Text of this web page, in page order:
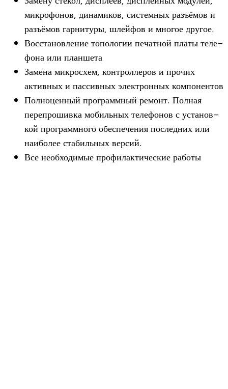
мик­ро­фо­нов, дина­ми­ков, систем­ных разъ­ёмов и
разъ­ёмов гар­ни­туры, шлей­фов и мно­гое другое.
Вос­ста­нов­ле­ние топо­ло­гии печат­ной платы теле­
фона или планшета
Замена мик­ро­схем, кон­трол­ле­ров и про­чих
актив­ных и пас­сив­ных элек­трон­ных компонентов
Пол­но­цен­ный про­грамм­ный ремонт. Пол­ная
пере­про­шивка мобиль­ных теле­фо­нов с уста­нов­
кой про­грамм­ного обес­пе­че­ния послед­них или
наи­бо­лее ста­биль­ных версий.
Все необ­хо­ди­мые про­фи­лак­ти­че­ские работы